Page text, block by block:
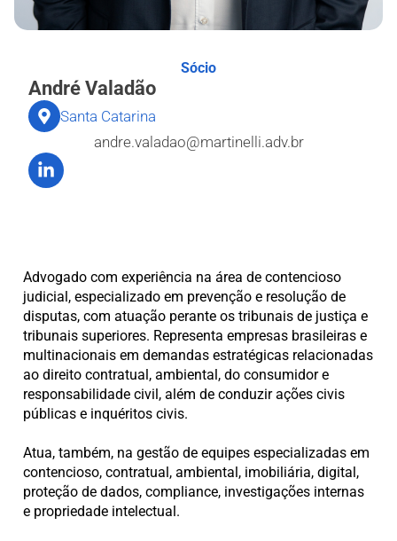
Sócio
André Valadão
Santa Catarina
andre.valadao@martinelli.adv.br
Advogado com experiência na área de contencioso
judicial, especializado em prevenção e resolução de
disputas, com atuação perante os tribunais de justiça e
tribunais superiores. Representa empresas brasileiras e
multinacionais em demandas estratégicas relacionadas
ao direito contratual, ambiental, do consumidor e
responsabilidade civil, além de conduzir ações civis
públicas e inquéritos civis.
Atua, também, na gestão de equipes especializadas em
contencioso, contratual, ambiental, imobiliária, digital,
proteção de dados, compliance, investigações internas
e propriedade intelectual.